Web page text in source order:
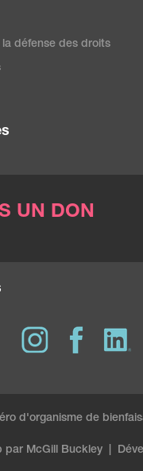
défense des droits
UN DON
d'organisme de
par McGill Buckley